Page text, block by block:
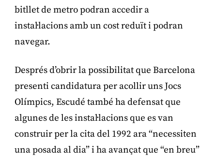
bitllet de metro podran accedir a
instal·lacions amb un cost reduït i podran
navegar.
Després d’obrir la possibilitat que Barcelona
presenti candidatura per acollir uns Jocs
Olímpics, Escudé també ha defensat que
algunes de les instal·lacions que es van
construir per la cita del 1992 ara “necessiten
una posada al dia” i ha avançat que “en breu”